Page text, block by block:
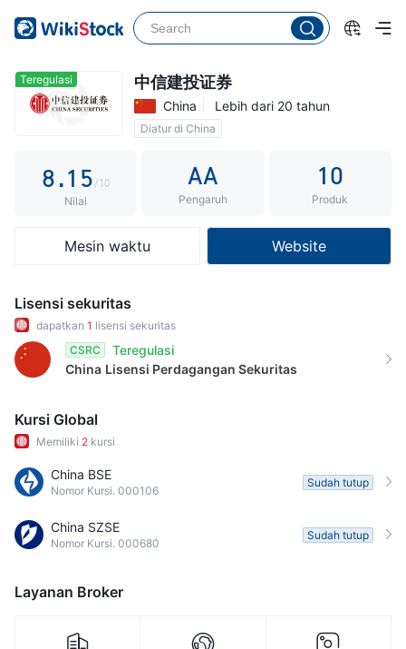
Teregulasi 中信建投证券
China Lebih dari 20 tahun
Diatur di China
3
5
6
8.1
2
3
5
6
7
9
0
3
5
6
7
9
/10
Nilai
AA
Pengaruh
10
Produk
Mesin waktu Website
Lisensi sekuritas
dapatkan 1 lisensi sekuritas
CSRC
Teregulasi
China Lisensi Perdagangan Sekuritas
Kursi Global
Memiliki 2 kursi
China BSE
Nomor Kursi. 000106
Sudah tutup
China SZSE
Nomor Kursi. 000680
Sudah tutup
Layanan Broker